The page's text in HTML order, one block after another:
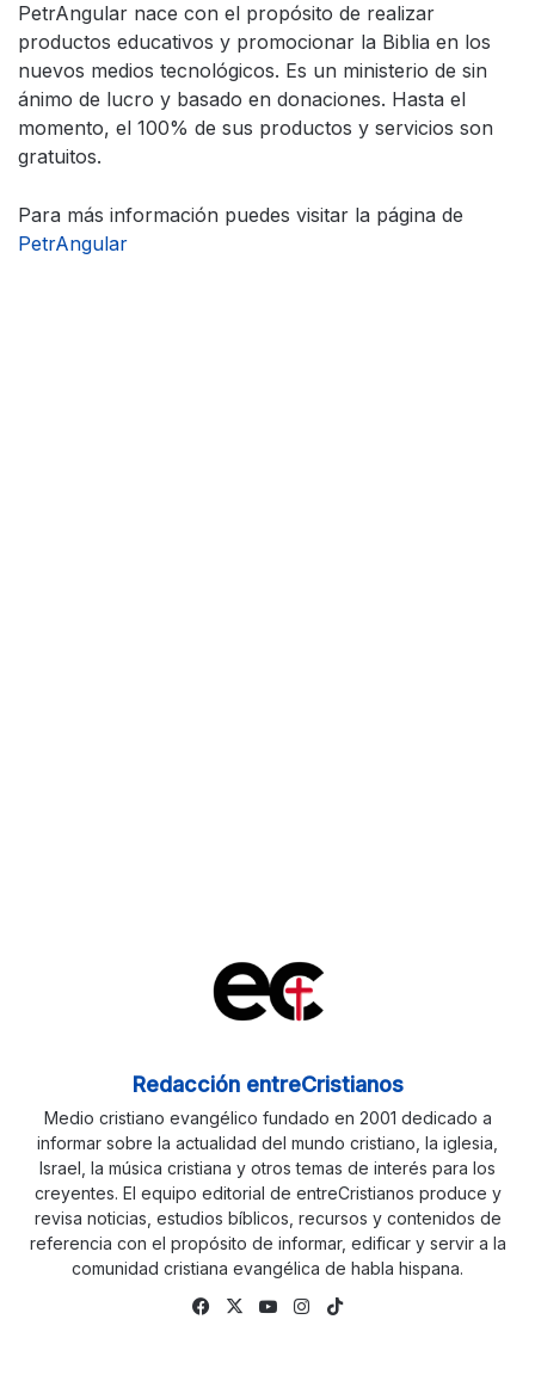
PetrAngular nace con el propósito de realizar
productos educativos y promocionar la Biblia en los
nuevos medios tecnológicos. Es un ministerio de sin
ánimo de lucro y basado en donaciones. Hasta el
momento, el 100% de sus productos y servicios son
gratuitos.
Para más información puedes visitar la página de
PetrAngular
Redacción entreCristianos
Medio cristiano evangélico fundado en 2001 dedicado a
informar sobre la actualidad del mundo cristiano, la iglesia,
Israel, la música cristiana y otros temas de interés para los
creyentes. El equipo editorial de entreCristianos produce y
revisa noticias, estudios bíblicos, recursos y contenidos de
referencia con el propósito de informar, edificar y servir a la
comunidad cristiana evangélica de habla hispana.
Fa
X
Yo
Ins